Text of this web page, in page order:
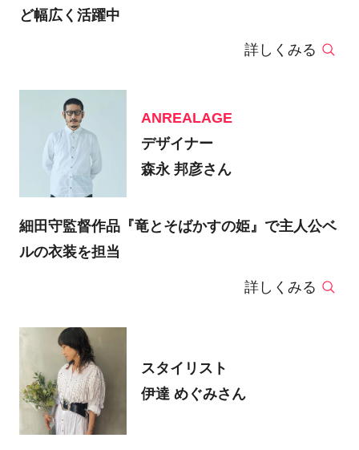
ど幅広く活躍中
詳しくみる
ANREALAGE
デザイナー
森永 邦彦さん
細田守監督作品『竜とそばかすの姫』で主人公ベ
ルの衣装を担当
詳しくみる
スタイリスト
伊達 めぐみさん